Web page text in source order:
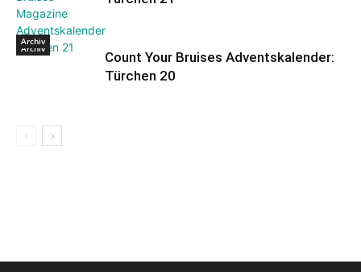
Archiv
Archiv
Count Your Bruises Adventskalender:
Türchen 20